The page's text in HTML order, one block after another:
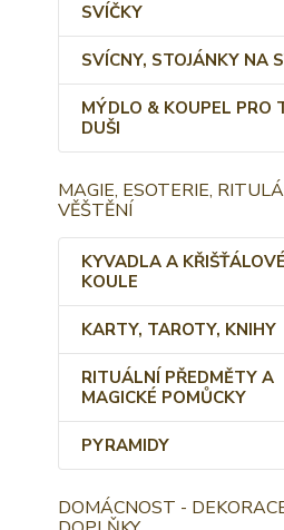
SVÍČKY
SVÍCNY, STOJÁNKY NA
MÝDLO & KOUPEL PRO
DUŠI
MAGIE, ESOTERIE,
VĚŠTĚNÍ
KYVADLA A KŘIŠŤÁLOVÉ
KOULE
KARTY, TAROTY, KNIHY
RITUÁLNÍ PŘEDMĚTY A
MAGICKÉ POMŮCKY
PYRAMIDY
DOMÁCNOST -